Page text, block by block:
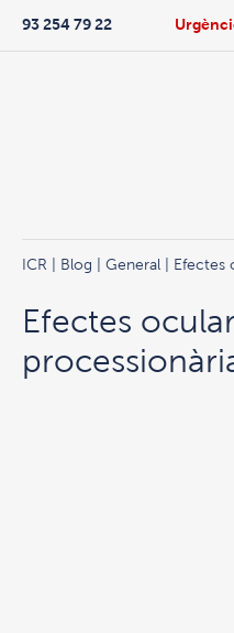
93 254 79 22
ICR Blog General | Efectes
Efectes